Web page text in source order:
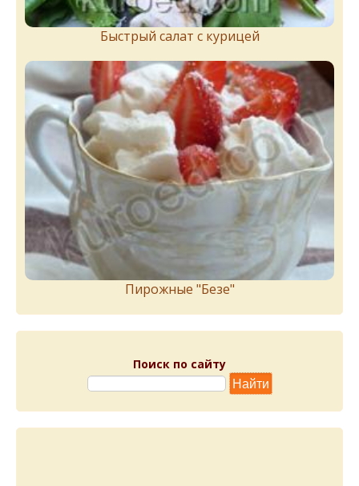
Быстрый салат с курицей
Пирожныe "Бeзe"
Поиск по сайту